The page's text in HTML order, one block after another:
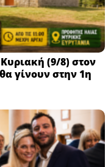
(9/8) στον
γίνουν στην 1η